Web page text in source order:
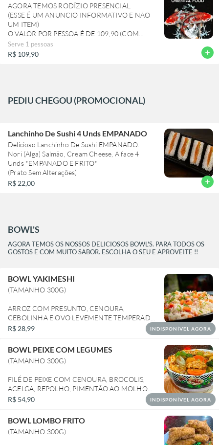
AGORA TEMOS RODÍZIO PRESENCIAL.
(ESSE É UM ANUNCIO INFORMATIVO E NÃO
UM ITEM)
O VALOR POR PESSOA É DE 109,90 (COM
BEBIDA E SOBREMESA INCLUSO)
CRIANÇA ATÉ 6 ANOS NÃO PAGA, DE 7 A 12
CONSULTAR O NOSSO ATENDIMENTO
WHATSAPP (11) 2619-0007 OU TELEFONE (11)
Serve 1 pessoas
R$ 109,90 add
PEDIU CHEGOU (PROMOCIONAL)
Lanchinho De Sushi 4 Unds EMPANADO
Delicioso Lanchinho De Sushi EMPANADO.
Nori (Alga) Salmão, Cream Cheese, Alface 4
Unds *EMPANADO E FRITO*
(Prato Sem Alterações)
R$ 22,00
add
BOWL'S
AGORA TEMOS OS NOSSOS DELICIOSOS BOWL'S. PARA TODOS OS
GOSTOS E COM MUITO SABOR. ESCOLHA O SEU E APROVEITE !!
BOWL YAKIMESHI
(TAMANHO 300G)
ARROZ COM PRESUNTO, CENOURA,
CEBOLINHA E OVO LEVEMENTE TEMPERADO
R$ 28,99
INDISPONÍVEL AGORA
BOWL PEIXE COM LEGUMES
(TAMANHO 300G)
FILÉ DE PEIXE COM CENOURA, BROCOLIS,
ACELGA, REPOLHO, PIMENTÃO AO MOLHO
ORIENTAL A BASE DE SHOYU
R$ 54,90 INDISPONÍVEL AGORA
BOWL LOMBO FRITO
(TAMANHO 300G)